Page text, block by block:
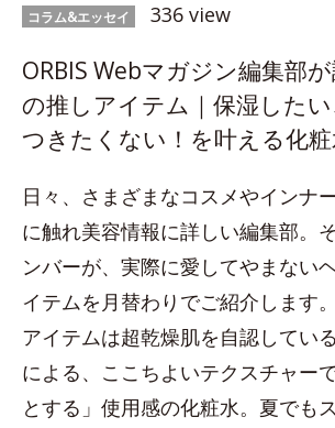
コラム&エッセイ 336 view
ORBIS Webマガジン編集部
の推しアイテム｜保湿した
つきたくない！を叶える化
日々、さまざまなコスメやインナ
に触れ美容情報に詳しい編集部。
ンバーが、実際に愛してやまない
イテムを月替わりでご紹介します
アイテムは超乾燥肌を自認してい
による、ここちよいテクスチャー
とする」使用感の化粧水。夏でも